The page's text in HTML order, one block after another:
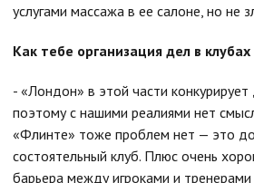
услугами массажа в ее салоне, но не
Как тебе организация дел в клубах
- «Лондон» в этой части
поэтому с нашими реалиями нет
«Флинте» тоже проблем нет — это
состоятельный клуб. Плюс очень
барьера между игроками и тренерами